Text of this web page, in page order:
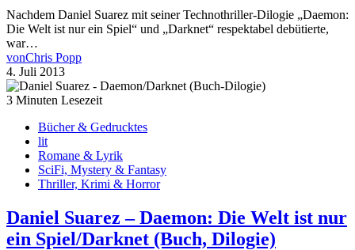
Nachdem Daniel Suarez mit seiner Technothriller-Dilogie „Daemon:
Die Welt ist nur ein Spiel“ und „Darknet“ respektabel debütierte,
war…
vonChris Popp
4. Juli 2013
3 Minuten Lesezeit
Bücher & Gedrucktes
lit
Romane & Lyrik
SciFi, Mystery & Fantasy
Thriller, Krimi & Horror
Daniel Suarez – Daemon: Die Welt ist nur
ein Spiel/Darknet (Buch, Dilogie)